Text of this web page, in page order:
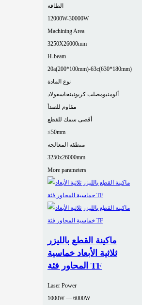
الطاقة
12000W-30000W
Machining Area
3250X26000mm
H-beam
20a(200*100mm)-63c(630*180mm)
نوع المادة
ألومنيومصلب كربونينحاسفولاذ
مقاوم للصدأ
أقصى سمك للقطع
≤50mm
منطقة المعالجة
3250x26000mm
More parameters
ماكينة القطع بالليزر
ثلاثية الأبعاد خماسية
المحاور فئة TF
Laser Power
1000W — 6000W